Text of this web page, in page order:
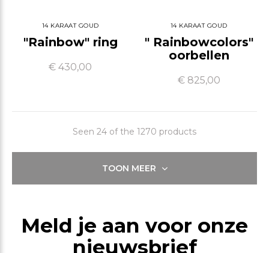
14 KARAAT GOUD
"Rainbow" ring
€ 430,00
14 KARAAT GOUD
" Rainbowcolors"
oorbellen
€ 825,00
Seen 24 of the 1270 products
TOON MEER
Meld je aan voor onze
nieuwsbrief